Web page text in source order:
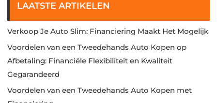
LAATSTE ARTIKELEN
Verkoop Je Auto Slim: Financiering Maakt Het Mogelijk
Voordelen van een Tweedehands Auto Kopen op
Afbetaling: Financiële Flexibiliteit en Kwaliteit
Gegarandeerd
Voordelen van een Tweedehands Auto Kopen met